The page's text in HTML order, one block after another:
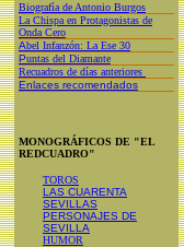
Biografía de Antonio Burgos
La Chispa en Protagonistas de
Onda Cero
Abel Infanzón: La Ese 30
Puntas del Diamante
Recuadros de días anteriores
Enlaces recomendados
MONOGRÁFICOS DE "EL
REDCUADRO"
TOROS
LAS CUARENTA
SEVILLAS
PERSONAJES DE
SEVILLA
HUMOR